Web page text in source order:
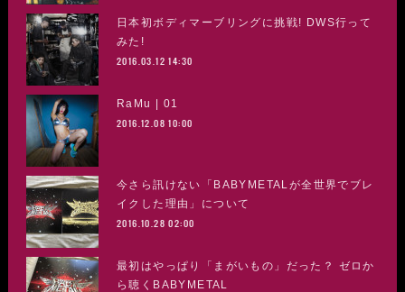
日本初ボディマーブリングに挑戦! DWS行って
みた!
2016.03.12 14:30
RaMu | 01
2016.12.08 10:00
今さら訊けない「BABYMETALが全世界でブレ
イクした理由」について
2016.10.28 02:00
最初はやっぱり「まがいもの」だった？ ゼロか
ら聴くBABYMETAL